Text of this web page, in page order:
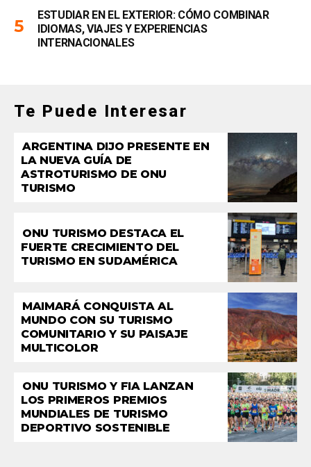
ESTUDIAR EN EL EXTERIOR: CÓMO COMBINAR
IDIOMAS, VIAJES Y EXPERIENCIAS
INTERNACIONALES
Te Puede Interesar
ARGENTINA DIJO PRESENTE EN
LA NUEVA GUÍA DE
ASTROTURISMO DE ONU
TURISMO
ONU TURISMO DESTACA EL
FUERTE CRECIMIENTO DEL
TURISMO EN SUDAMÉRICA
MAIMARÁ CONQUISTA AL
MUNDO CON SU TURISMO
COMUNITARIO Y SU PAISAJE
MULTICOLOR
ONU TURISMO Y FIA LANZAN
LOS PRIMEROS PREMIOS
MUNDIALES DE TURISMO
DEPORTIVO SOSTENIBLE